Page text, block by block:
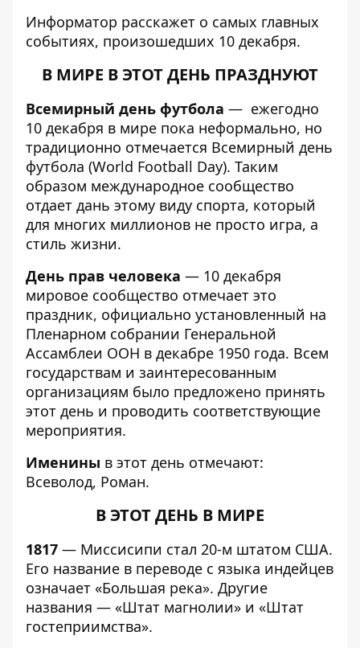
Информатор расскажет о самых главных
событиях, произошедших 10 декабря.
В МИРЕ В ЭТОТ ДЕНЬ ПРАЗДНУЮТ
Всемирный день футбола — ежегодно
10 декабря в мире пока неформально, но
традиционно отмечается Всемирный день
футбола (World Football Day). Таким
образом международное сообщество
отдает дань этому виду спорта, который
для многих миллионов не просто игра, а
стиль жизни.
День прав человека — 10 декабря
мировое сообщество отмечает это
праздник, официально установленный на
Пленарном собрании Генеральной
Ассамблеи ООН в декабре 1950 года. Всем
государствам и заинтересованным
организациям было предложено принять
этот день и проводить соответствующие
мероприятия.
Именины в этот день отмечают:
Всеволод, Роман.
В ЭТОТ ДЕНЬ В МИРЕ
1817 — Миссисипи стал 20-м штатом США.
Его название в переводе с языка индейцев
означает «Большая река». Другие
названия — «Штат магнолии» и «Штат
гостеприимства».